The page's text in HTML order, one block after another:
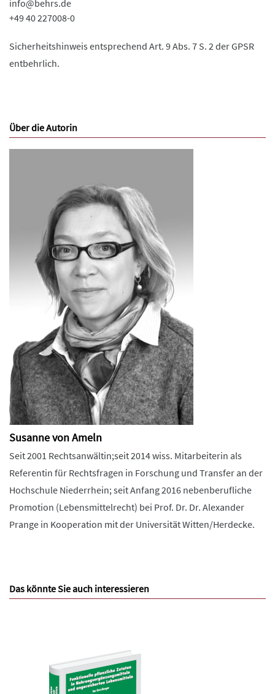
info@behrs.de
+49 40 227008-0
Sicherheitshinweis entsprechend Art. 9 Abs. 7 S. 2 der GPSR
entbehrlich.
Über die Autorin
Susanne von Ameln
Seit 2001 Rechtsanwältin;seit 2014 wiss. Mitarbeiterin als
Referentin für Rechtsfragen in Forschung und Transfer an der
Hochschule Niederrhein; seit Anfang 2016 nebenberufliche
Promotion (Lebensmittelrecht) bei Prof. Dr. Dr. Alexander
Prange in Kooperation mit der Universität Witten/Herdecke.
Das könnte Sie auch interessieren